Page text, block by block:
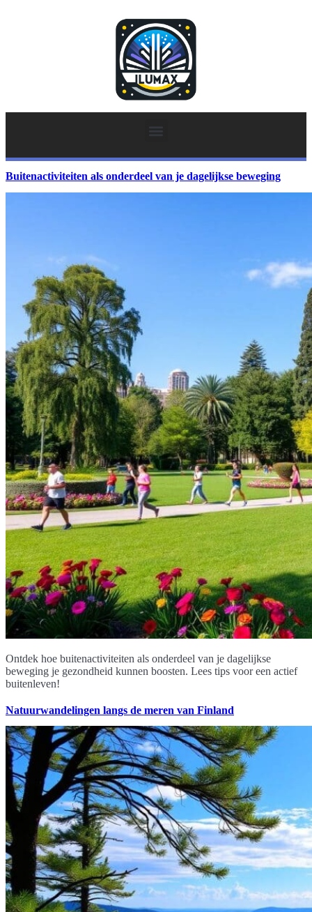
Buitenactiviteiten als onderdeel van je dagelijkse beweging
Ontdek hoe buitenactiviteiten als onderdeel van je dagelijkse
beweging je gezondheid kunnen boosten. Lees tips voor een actief
buitenleven!
Natuurwandelingen langs de meren van Finland